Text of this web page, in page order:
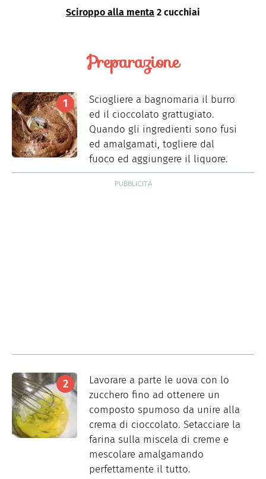
Sciroppo alla menta 2 cucchiai
Preparazione
Sciogliere a bagnomaria il burro
ed il cioccolato grattugiato.
Quando gli ingredienti sono fusi
ed amalgamati, togliere dal
fuoco ed aggiungere il liquore.
Lavorare a parte le uova con lo
zucchero fino ad ottenere un
composto spumoso da unire alla
crema di cioccolato. Setacciare la
farina sulla miscela di creme e
mescolare amalgamando
perfettamente il tutto.